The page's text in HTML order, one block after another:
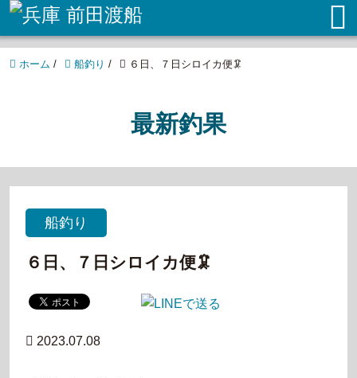
ホーム / 船釣り / ６日、７日シロイカ便🦑
最新釣果
船釣り
６日、７日シロイカ便🦑
2023.07.08